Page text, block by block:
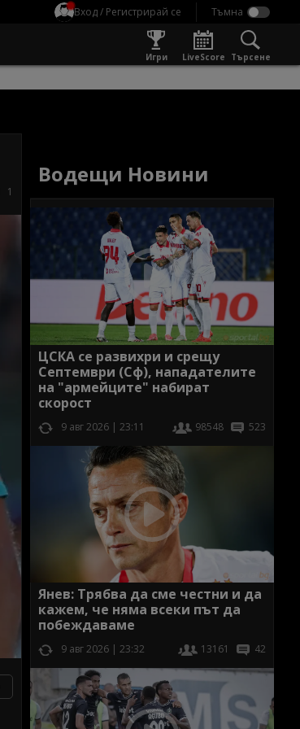
Вход / Регистрирай се
Игри LiveScore Търсене
1
Водещи Новини
ЦСКА се развихри и срещу
Септември (Сф), нападателите
на "армейците" набират
скорост
9 авг 2026 | 23:11 98548 523
Янев: Трябва да сме честни и да
кажем, че няма всеки път да
побеждаваме
9 авг 2026 | 23:32 13161 42